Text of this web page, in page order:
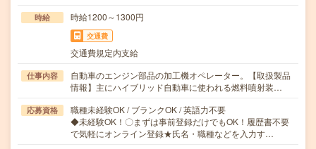
時給 時給1200～1300円
交通費
交通費規定内支給
仕事内容
自動車のエンジン部品の加工機オペレーター。【取扱製品
情報】主にハイブリッド自動車に使われる燃料噴射装…
応募資格
職種未経験OK / ブランクOK / 英語力不要
◆未経験OK！〇まずは事前登録だけでもOK！履歴書不要
で気軽にオンライン登録★氏名・職種などを入力す…